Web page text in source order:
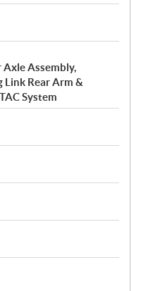
Axle Assembly,
Link Rear Arm &
System